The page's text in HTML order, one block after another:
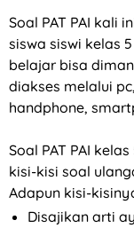
Soal PAT PAI kali
siswa siswi kelas
belajar bisa
diakses melalui
handphone,
Soal PAT PAI
kisi-kisi soal
Adapun kisi-
Disajikan arti